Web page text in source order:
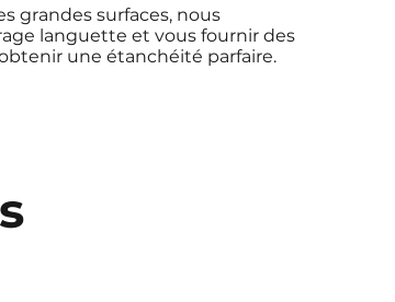
grandes surfaces, nous
languette et vous fournir des
une étanchéité parfaire.